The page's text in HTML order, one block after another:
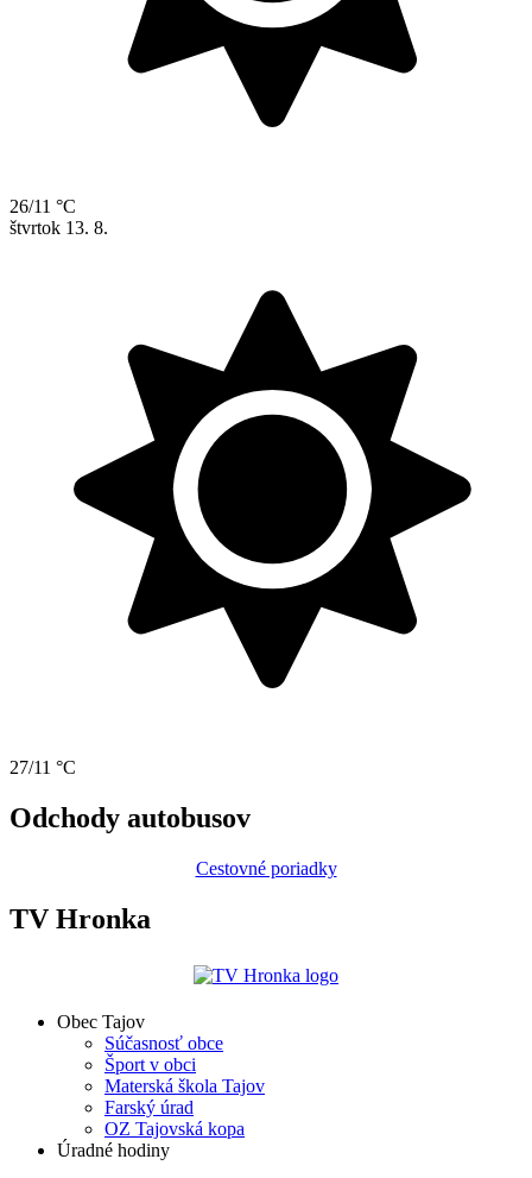
26/11 °C
štvrtok 13. 8.
27/11 °C
Odchody autobusov
Cestovné poriadky
TV Hronka
Obec Tajov
Súčasnosť obce
Šport v obci
Materská škola Tajov
Farský úrad
OZ Tajovská kopa
Úradné hodiny